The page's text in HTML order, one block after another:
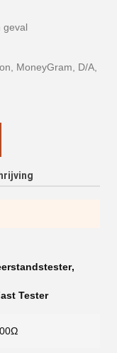
geval
MoneyGram, D/A,
,
Tester